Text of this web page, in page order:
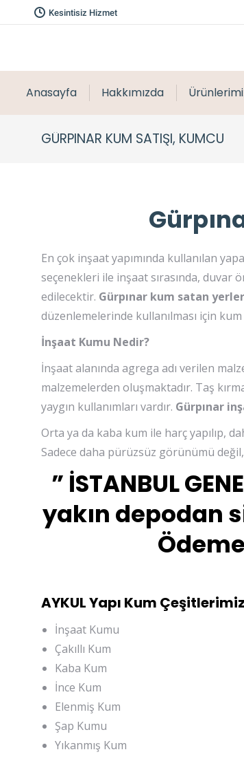
Kesintisiz Hizmet
Anasayfa Hakkımızda
GÜRPINAR KUM SATIŞI, KUMCU
En çok inşaat yapımında kullanılan
seçenekleri ile inşaat sırasında, duvar
edilecektir. Gürpınar kum satan yerler
düzenlemelerinde kullanılması için kum
İnşaat Kumu Nedir?
İnşaat alanında agrega adı verilen
malzemelerden oluşmaktadır. Taş
yaygın kullanımları vardır. Gürpınar
Orta ya da kaba kum ile harç yapılıp,
Sadece daha pürüzsüz görünümü değil,
” İSTANBUL
yakın depodan
AYKUL Yapı Kum
İnşaat Kumu
Çakıllı Kum
Kaba Kum
İnce Kum
Elenmiş Kum
Şap Kumu
Yıkanmış Kum